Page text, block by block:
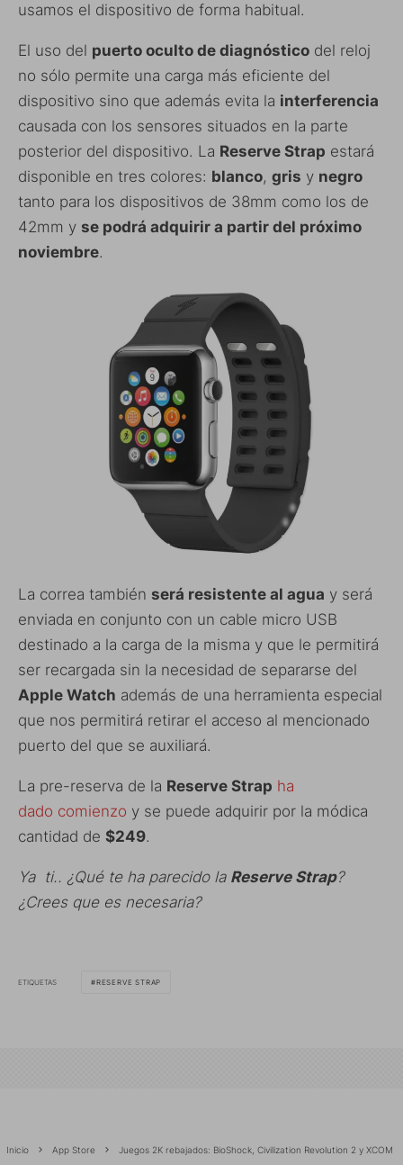
usamos el dispositivo de forma habitual.
El uso del puerto oculto de diagnóstico del reloj
no sólo permite una carga más eficiente del
dispositivo sino que además evita la interferencia
causada con los sensores situados en la parte
posterior del dispositivo. La Reserve Strap estará
disponible en tres colores: blanco, gris y negro
tanto para los dispositivos de 38mm como los de
42mm y se podrá adquirir a partir del próximo
noviembre.
La correa también será resistente al agua y será
enviada en conjunto con un cable micro USB
destinado a la carga de la misma y que le permitirá
ser recargada sin la necesidad de separarse del
Apple Watch además de una herramienta especial
que nos permitirá retirar el acceso al mencionado
puerto del que se auxiliará.
La pre-reserva de la Reserve Strap ha
dado comienzo y se puede adquirir por la módica
cantidad de $249.
Ya ti.. ¿Qué te ha parecido la Reserve Strap?
¿Crees que es necesaria?
ETIQUETAS RESERVE STRAP
Inicio App Store Juegos 2K rebajados: BioShock, Civilization Revolution 2 y XCOM